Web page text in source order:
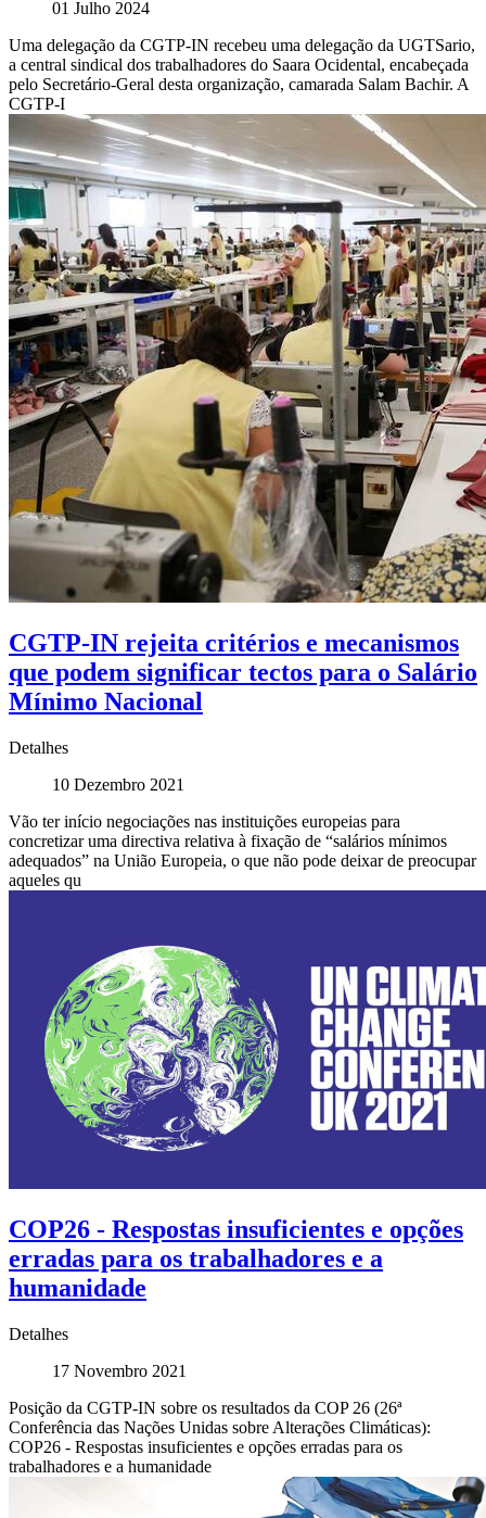
01 Julho 2024
Uma delegação da CGTP-IN recebeu uma delegação da UGTSario,
a central sindical dos trabalhadores do Saara Ocidental, encabeçada
pelo Secretário-Geral desta organização, camarada Salam Bachir. A
CGTP-I
CGTP-IN rejeita critérios e mecanismos
que podem significar tectos para o Salário
Mínimo Nacional
Detalhes
10 Dezembro 2021
Vão ter início negociações nas instituições europeias para
concretizar uma directiva relativa à fixação de “salários mínimos
adequados” na União Europeia, o que não pode deixar de preocupar
aqueles qu
COP26 - Respostas insuficientes e opções
erradas para os trabalhadores e a
humanidade
Detalhes
17 Novembro 2021
Posição da CGTP-IN sobre os resultados da COP 26 (26ª
Conferência das Nações Unidas sobre Alterações Climáticas):
COP26 - Respostas insuficientes e opções erradas para os
trabalhadores e a humanidade